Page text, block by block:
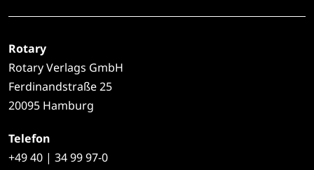
Rotary
Rotary Verlags GmbH
Ferdinandstraße 25
20095 Hamburg
Telefon
+4940 | 34 99 97-0